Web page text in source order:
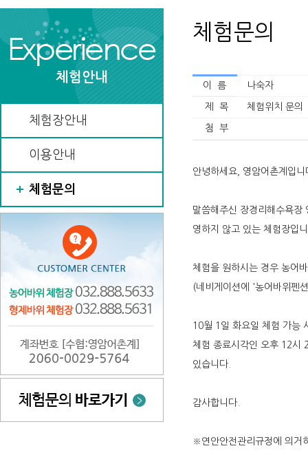
체험안내
체험장안내
이용안내
체험문의
체험문의
이 름 나숙자
제 목 체험위치 문의
첨 부
안녕하세요, 영암어촌계입니
말씀해주신 장경리해수욕
영하지 않고 있는 체험장입
체험을 원하시는 경우 농어
(네비게이션에 '농어바위펜
10월 1일 화요일 체험 가능
체험 종료시각인 오후 12시
있습니다.
감사합니다.
※연안안전관리규정에 의거